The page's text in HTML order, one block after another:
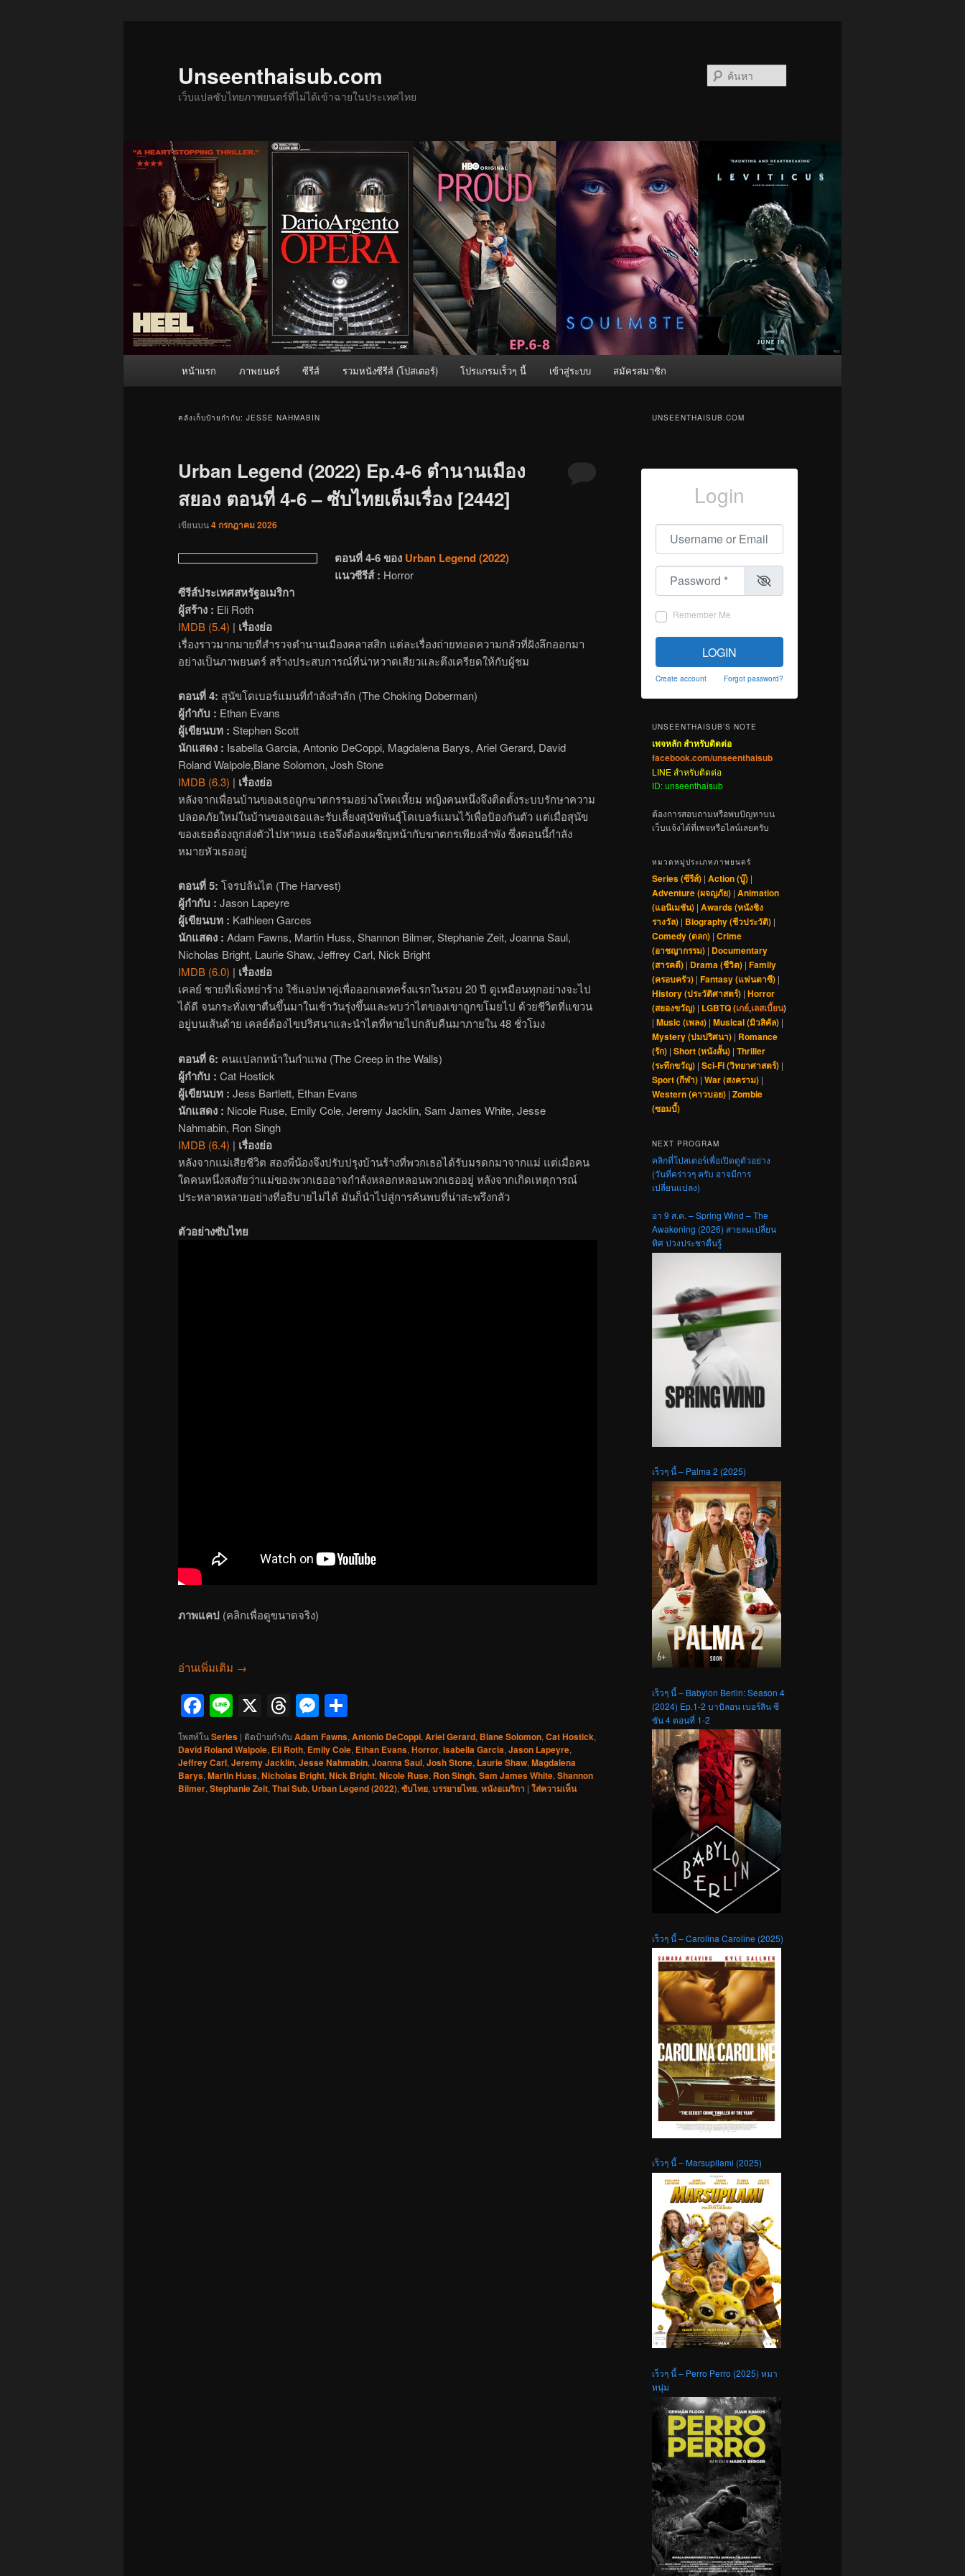
Unseenthaisub.com
เว็บแปลซับไทยภาพยนตร์ที่ไม่ได้เข้าฉายในประเทศไทย
หน้าแรก ภาพยนตร์ ซีรีส์ รวมหนังซีรีส์ (โปสเตอร์) โปรแกรมเร็วๆ นี้ เข้าสู่ระบบ สมัครสมาชิก
คลังเก็บป้ายกำกับ: JESSE NAHMABIN
Urban Legend (2022) Ep.4-6 ตำนานเมือง
สยอง ตอนที่ 4-6 – ซับไทยเต็มเรื่อง [2442]
เขียนบน4 กรกฎาคม 2026
ตอนที่ 4-6 ของ Urban Legend (2022)
แนวซีรีส์ : Horror
ซีรีส์ประเทศสหรัฐอเมริกา
ผู้สร้าง : Eli Roth
IMDB (5.4) | เรื่องย่อ
เรื่องราวมากมายที่สำรวจตำนานเมืองคลาสสิก แต่ละเรื่องถ่ายทอดความกลัวที่ฝังลึกออกมา
อย่างเป็นภาพยนตร์ สร้างประสบการณ์ที่น่าหวาดเสียวและตึงเครียดให้กับผู้ชม
ตอนที่ 4: สุนัขโดเบอร์แมนที่กำลังสำลัก (The Choking Doberman)
ผู้กำกับ : Ethan Evans
ผู้เขียนบท : Stephen Scott
นักแสดง : Isabella Garcia, Antonio DeCoppi, Magdalena Barys, Ariel Gerard, David
Roland Walpole,Blane Solomon, Josh Stone
IMDB (6.3) | เรื่องย่อ
หลังจากเพื่อนบ้านของเธอถูกฆาตกรรมอย่างโหดเหี้ยม หญิงคนหนึ่งจึงติดตั้งระบบรักษาความ
ปลอดภัยใหม่ในบ้านของเธอและรับเลี้ยงสุนัขพันธุ์โดเบอร์แมนไว้เพื่อป้องกันตัว แต่เมื่อสุนัข
ของเธอต้องถูกส่งตัวไปหาหมอ เธอจึงต้องเผชิญหน้ากับฆาตกรเพียงลำพัง ซึ่งตอนนี้กำลัง
หมายหัวเธออยู่
ตอนที่ 5: โจรปล้นไต (The Harvest)
ผู้กำกับ : Jason Lapeyre
ผู้เขียนบท : Kathleen Garces
นักแสดง : Adam Fawns, Martin Huss, Shannon Bilmer, Stephanie Zeit, Joanna Saul,
Nicholas Bright, Laurie Shaw, Jeffrey Carl, Nick Bright
IMDB (6.0) | เรื่องย่อ
เคลย์ ชายที่เพิ่งหย่าร้าง ใช้แอปหาคู่เพื่อออกเดทครั้งแรกในรอบ 20 ปี ดูเหมือนทุกอย่างจะไป
ได้ดี จนกระทั่งเขาตื่นขึ้นมาในเช้าวันรุ่งขึ้นและพบว่าไตของเขาถูกขโมยไป ด้วยชีวิตที่แขวน
อยู่บนเส้นด้าย เคลย์ต้องไขปริศนาและนำไตที่หายไปกลับคืนมาภายใน 48 ชั่วโมง
ตอนที่ 6: คนแปลกหน้าในกำแพง (The Creep in the Walls)
ผู้กำกับ : Cat Hostick
ผู้เขียนบท : Jess Bartlett, Ethan Evans
นักแสดง : Nicole Ruse, Emily Cole, Jeremy Jacklin, Sam James White, Jesse
Nahmabin, Ron Singh
IMDB (6.4) | เรื่องย่อ
หลังจากแม่เสียชีวิต สองพี่น้องจึงปรับปรุงบ้านร้างที่พวกเธอได้รับมรดกมาจากแม่ แต่เมื่อคน
ใดคนหนึ่งสงสัยว่าแม่ของพวกเธออาจกำลังหลอกหลอนพวกเธออยู่ หลังจากเกิดเหตุการณ์
ประหลาดหลายอย่างที่อธิบายไม่ได้ มันก็นำไปสู่การค้นพบที่น่าสะพรึงกลัว
ตัวอย่างซับไทย
ภาพแคป (คลิกเพื่อดูขนาดจริง)
อ่านเพิ่มเติม →
Facebook
Line
X Threads
Messenger
โพสท์ในSeries | ติดป้ายกำกับ Adam Fawns, Antonio DeCoppi, Ariel Gerard, Blane Solomon, Cat Hostick,
David Roland Walpole, Eli Roth, Emily Cole, Ethan Evans, Horror, Isabella Garcia, Jason Lapeyre,
Jeffrey Carl, Jeremy Jacklin, Jesse Nahmabin, Joanna Saul, Josh Stone, Laurie Shaw, Magdalena
Barys, Martin Huss, Nicholas Bright, Nick Bright, Nicole Ruse, Ron Singh, Sam James White, Shannon
Bilmer, Stephanie Zeit, Thai Sub, Urban Legend (2022), ซับไทย, บรรยายไทย, หนังอเมริกา | ใส่ความเห็น
UNSEENTHAISUB.COM
Login
Username or Email
Password
Remember Me
LOGIN
Create account Forgot password?
UNSEENTHAISUB’S NOTE
เพจหลัก สำหรับติดต่อ
facebook.com/unseenthaisub
LINE สำหรับติดต่อ
ID: unseenthaisub
ต้องการสอบถามหรือพบปัญหาบน
เว็บแจ้งได้ที่เพจหรือไลน์เลยครับ
หมวดหมู่ประเภทภาพยนตร์
Series (ซีรีส์) | Action (บู๊) |
Adventure (ผจญภัย) | Animation
(แอนิเมชัน) | Awards (หนังชิง
รางวัล) | Biography (ชีวประวัติ) |
Comedy (ตลก) | Crime
(อาชญากรรม) | Documentary
(สารคดี) | Drama (ชีวิต) | Family
(ครอบครัว) | Fantasy (แฟนตาซี) |
History (ประวัติศาสตร์) | Horror
(สยองขวัญ) | LGBTQ (เกย์,เลสเบี้ยน)
| Music (เพลง) | Musical (มิวสิคัล) |
Mystery (ปมปริศนา) | Romance
(รัก) | Short (หนังสั้น) | Thriller
(ระทึกขวัญ) | Sci-Fi (วิทยาศาสตร์) |
Sport (กีฬา) | War (สงคราม) |
Western (คาวบอย) | Zombie
(ซอมบี้)
NEXT PROGRAM
คลิกที่โปสเตอร์เพื่อเปิดดูตัวอย่าง
(วันที่คร่าวๆ ครับ อาจมีการ
เปลี่ยนแปลง)
อา 9 ส.ค. – Spring Wind – The
Awakening (2026) สายลมเปลี่ยน
ทิศ ปวงประชาตื่นรู้
เร็วๆ นี้ – Palma 2 (2025)
เร็วๆ นี้ – Babylon Berlin: Season 4
(2024) Ep.1-2 บาบิลอน เบอร์ลิน ซี
ซัน 4 ตอนที่ 1-2
เร็วๆ นี้ – Carolina Caroline (2025)
เร็วๆ นี้ – Marsupilami (2025)
เร็วๆ นี้ – Perro Perro (2025) หมา
หนุ่ม